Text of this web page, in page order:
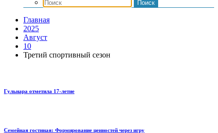
Главная
2025
Август
10
Третий спортивный сезон
Гульнара отметила 17‑летие
Семейная гостиная: Формирование ценностей через игру